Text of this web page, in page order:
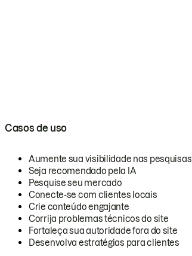
Casos de uso
Aumente sua visibilidade nas pesquisas
Seja recomendado pela IA
Pesquise seu mercado
Conecte-se com clientes locais
Crie conteúdo engajante
Corrija problemas técnicos do site
Fortaleça sua autoridade fora do site
Desenvolva estratégias para clientes